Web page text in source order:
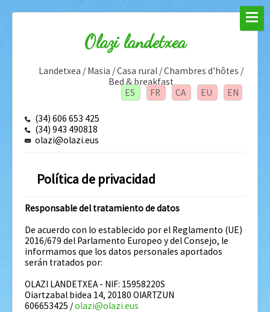
Olazi landetxea
Landetxea / Masia / Casa rural / Chambres d'hôtes /
Bed & breakfast
ES
FR CA EU EN
(34) 606 653 425
(34) 943 490818
olazi@olazi.eus
Política de privacidad
Responsable del tratamiento de datos
De acuerdo con lo establecido por el Reglamento (UE)
2016/679 del Parlamento Europeo y del Consejo, le
informamos que los datos personales aportados
serán tratados por:
OLAZI LANDETXEA - NIF: 15958220S
Oiartzabal bidea 14, 20180 OIARTZUN
606653425 /olazi@olazi.eus